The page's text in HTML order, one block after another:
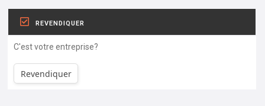
REVENDIQUER
C'est votre entreprise?
Revendiquer